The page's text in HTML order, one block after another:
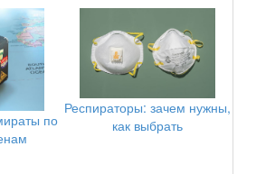
по
Респираторы: зачем нужны,
как выбрать